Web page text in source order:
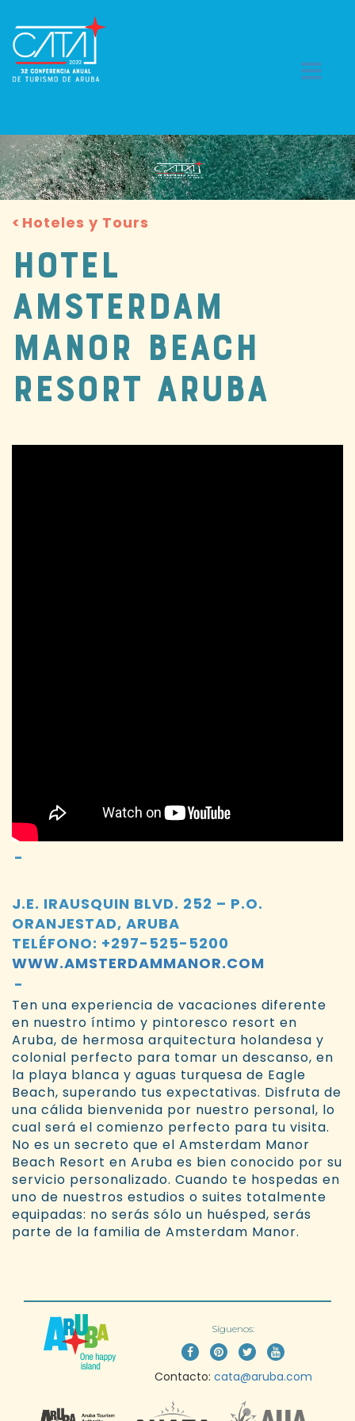
Hoteles y Tours
HOTEL
AMSTERDAM
MANOR BEACH
RESORT ARUBA
J.E. IRAUSQUIN BLVD. 252 – P.O.
ORANJESTAD, ARUBA
TELÉFONO: +297-525-5200
WWW.AMSTERDAMMANOR.COM
Ten una experiencia de vacaciones diferente
en nuestro íntimo y pintoresco resort en
Aruba, de hermosa arquitectura holandesa y
colonial perfecto para tomar un descanso, en
la playa blanca y aguas turquesa de Eagle
Beach, superando tus expectativas. Disfruta de
una cálida bienvenida por nuestro personal, lo
cual será el comienzo perfecto para tu visita.
No es un secreto que el Amsterdam Manor
Beach Resort en Aruba es bien conocido por su
servicio personalizado. Cuando te hospedas en
uno de nuestros estudios o suites totalmente
equipadas: no serás sólo un huésped, serás
parte de la familia de Amsterdam Manor.
Síguenos:
Contacto: cata@aruba.com